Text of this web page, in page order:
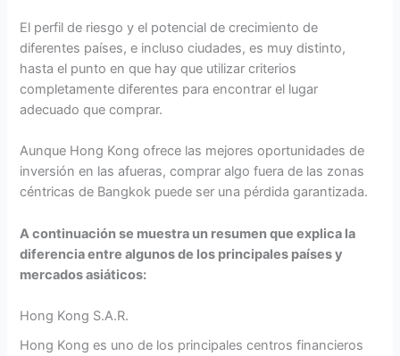
El perfil de riesgo y el potencial de crecimiento de
diferentes países, e incluso ciudades, es muy distinto,
hasta el punto en que hay que utilizar criterios
completamente diferentes para encontrar el lugar
adecuado que comprar.
Aunque Hong Kong ofrece las mejores oportunidades de
inversión en las afueras, comprar algo fuera de las zonas
céntricas de Bangkok puede ser una pérdida garantizada.
A continuación se muestra un resumen que explica la
diferencia entre algunos de los principales países y
mercados asiáticos:
Hong Kong S.A.R.
Hong Kong es uno de los principales centros financieros